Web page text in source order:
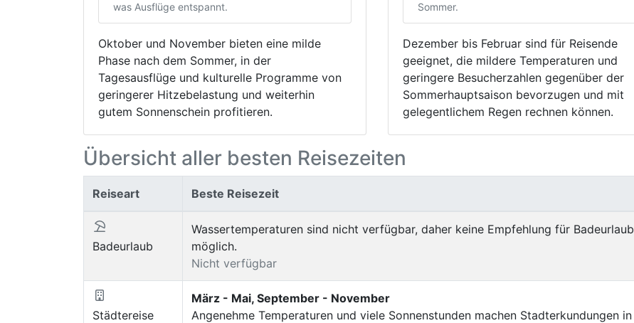
was Ausflüge entspannt.
Oktober und November bieten eine milde
Phase nach dem Sommer, in der
Tagesausflüge und kulturelle Programme von
geringerer Hitzebelastung und weiterhin
gutem Sonnenschein profitieren.
Sommer.
Dezember bis Februar sind für Reisende
geeignet, die mildere Temperaturen und
geringere Besucherzahlen gegenüber der
Sommerhauptsaison bevorzugen und mit
gelegentlichem Regen rechnen können.
Übersicht aller besten Reisezeiten
Reiseart Beste Reisezeit
Badeurlaub
Wassertemperaturen sind nicht verfügbar, daher keine Empfehlung für Badeurlaub
möglich.
Nicht verfügbar
Städtereise
März - Mai, September - November
Angenehme Temperaturen und viele Sonnenstunden machen Stadterkundungen in